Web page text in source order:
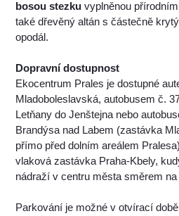
bosou stezku vyplněnou
také dřevěný altán s částečně
opodál.
Dopravní dostupnost
Ekocentrum Prales je dostupné
Mladoboleslavská, autobusem č.
Letňany do Jenštejna nebo
Brandýsa nad Labem (zastávka
přímo před dolním areálem
vlaková zastávka Praha-Kbely,
nádraží v centru města směrem
Parkování je možné v otvírací